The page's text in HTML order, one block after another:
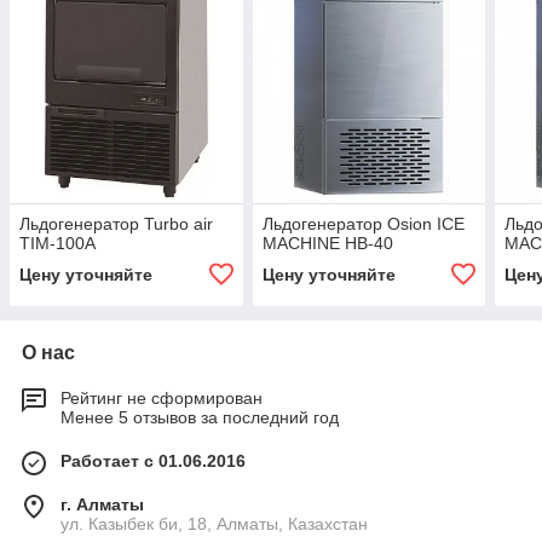
Льдогенератор Turbo air
TIM-100A
Цену уточняйте
Льдогенератор Osion ICE
MACHINE HB-40
Цену уточняйте
О нас
Рейтинг не сформирован
Менее 5 отзывов за последний год
Работает с 01.06.2016
г. Алматы
ул. Казыбек би, 18, Алматы, Казахстан